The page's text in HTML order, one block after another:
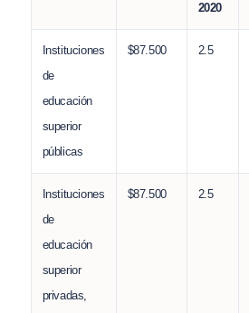
2020
Instituciones
de
educación
superior
públicas
$87.500 2.5
Instituciones
de
educación
superior
privadas,
$87.500 2.5